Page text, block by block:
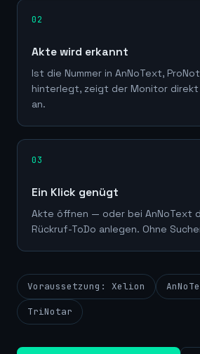
02
Akte wird erkannt
Ist die Nummer in AnNoText,
hinterlegt, zeigt der Monitor direkt
an.
03
Ein Klick genügt
Akte öffnen — oder bei AnNoText
Rückruf-ToDo anlegen. Ohne
Voraussetzung: Xelion
TriNotar